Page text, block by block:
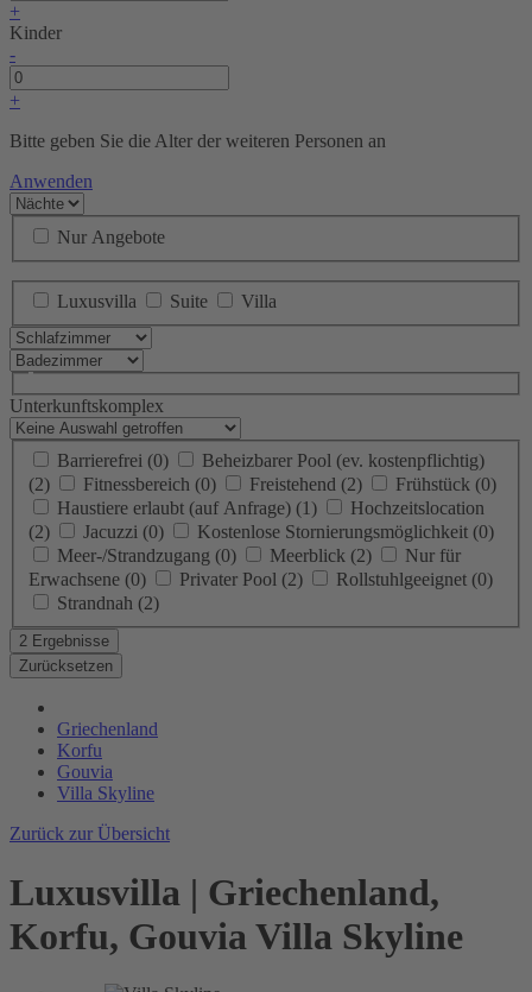
+
Kinder
-
+
Bitte geben Sie die Alter der weiteren Personen an
Anwenden
Nur Angebote
Luxusvilla Suite Villa
Unterkunftskomplex
Barrierefrei (0)
Beheizbarer Pool (ev. kostenpflichtig)
(2)
Fitnessbereich (0) Freistehend (2) Frühstück (0)
Haustiere erlaubt (auf Anfrage) (1)
Hochzeitslocation
(2)
Jacuzzi (0) Kostenlose Stornierungsmöglichkeit (0)
Meer-/Strandzugang (0) Meerblick (2)
Nur für
Erwachsene (0) Privater Pool (2) Rollstuhlgeeignet (0)
Strandnah (2)
2 Ergebnisse
Zurücksetzen
Griechenland
Korfu
Gouvia
Villa Skyline
Zurück zur Übersicht
Luxusvilla | Griechenland,
Korfu, Gouvia Villa Skyline